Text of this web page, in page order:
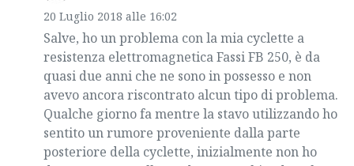
20 Luglio 2018 alle 16:02
Salve, ho un problema con la mia cyclette a
resistenza elettromagnetica Fassi FB 250, è da
quasi due anni che ne sono in possesso e non
avevo ancora riscontrato alcun tipo di problema.
Qualche giorno fa mentre la stavo utilizzando ho
sentito un rumore proveniente dalla parte
posteriore della cyclette, inizialmente non ho